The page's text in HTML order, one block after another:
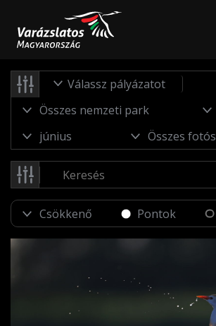
Válassz pályázatot
Pontok